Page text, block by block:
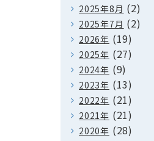
2025年8月 (2)
2025年7月 (2)
2026年 (19)
2025年 (27)
2024年 (9)
2023年 (13)
2022年 (21)
2021年 (21)
2020年 (28)